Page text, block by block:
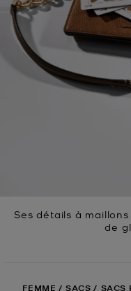
Ses détails à
de
FEMME / SACS / SACS